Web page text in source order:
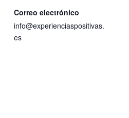
Correo electrónico
info@experienciaspositivas.
es